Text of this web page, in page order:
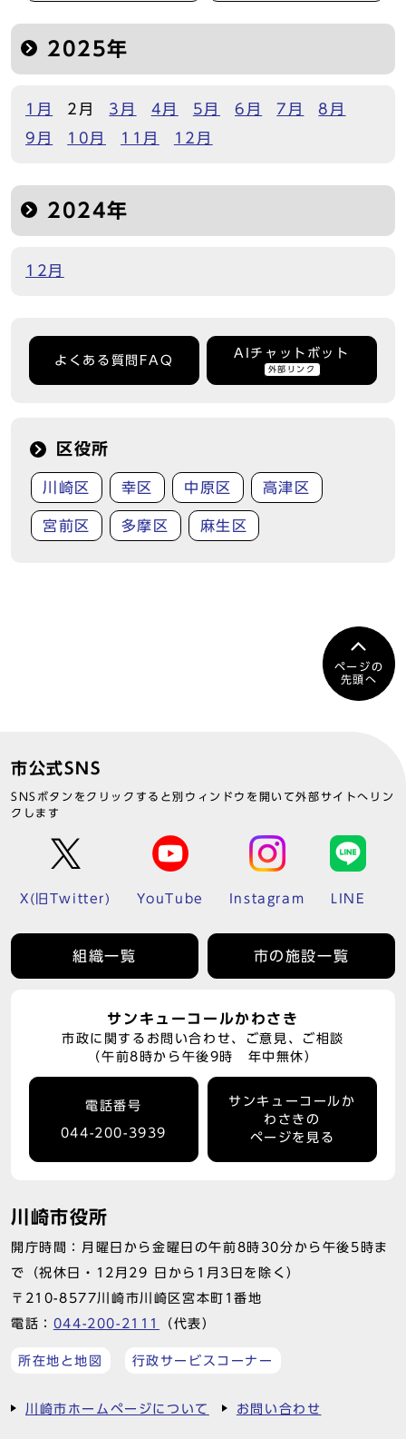
2025年
1月 2月 3月 4月 5月 6月 7月
8月
9月
10月 11月 12月
2024年
12月
よくある質問FAQ
AIチャットボット
外部リンク
区役所
川崎区 幸区 中原区 高津区
宮前区 多摩区 麻生区
ページの
先頭へ
市公式SNS
SNSボタンをクリックすると別ウィンドウを開いて外部サイトへリン
クします
X(旧Twitter) YouTube Instagram LINE
組織一覧 市の施設一覧
サンキューコールかわさき
市政に関するお問い合わせ、ご意見、ご相談
（午前8時から午後9時 年中無休）
電話番号
044-200-3939
サンキューコールか
わさきの
ページを見る
川崎市役所
開庁時間：月曜日から金曜日の午前8時30分から午後5時ま
で（祝休日・12月29 日から1月3日を除く）
〒210-8577川崎市川崎区宮本町1番地
電話： 044-200-2111 （代表）
所在地と地図 行政サービスコーナー
川崎市ホームページについて お問い合わせ